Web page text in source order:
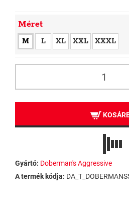
Méret
M L XL XXL XXXL
Gyártó: Doberman's Aggressive
A termék kódja: